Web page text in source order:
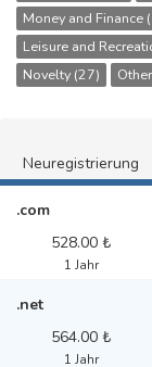
Money and Finance
Leisure and
Novelty (27)
Neuregistrierung
.com
528.00 ₺
1 Jahr
.net
564.00 ₺
1 Jahr